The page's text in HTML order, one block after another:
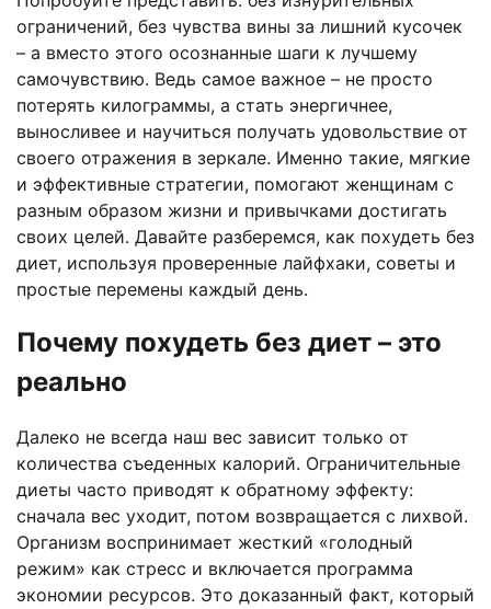
ограничений, без чувства вины за лишний кусочек
– а вместо этого осознанные шаги к лучшему
самочувствию. Ведь самое важное – не просто
потерять килограммы, а стать энергичнее,
выносливее и научиться получать удовольствие от
своего отражения в зеркале. Именно такие, мягкие
и эффективные стратегии, помогают женщинам с
разным образом жизни и привычками достигать
своих целей. Давайте разберемся, как похудеть без
диет, используя проверенные лайфхаки, советы и
простые перемены каждый день.
Почему похудеть без диет – это
реально
Далеко не всегда наш вес зависит только от
количества съеденных калорий. Ограничительные
диеты часто приводят к обратному эффекту:
сначала вес уходит, потом возвращается с лихвой.
Организм воспринимает жесткий «голодный
режим» как стресс и включается программа
экономии ресурсов. Это доказанный факт, который